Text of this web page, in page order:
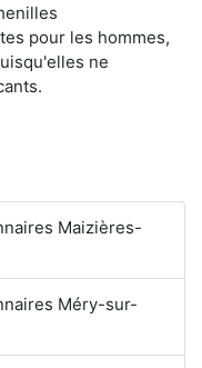
pour les hommes,
ne
Maizières-
Méry-sur-